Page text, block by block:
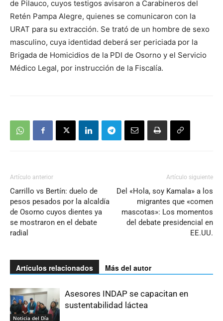
de Pilauco, cuyos testigos avisaron a Carabineros del
Retén Pampa Alegre, quienes se comunicaron con la
URAT para su extracción. Se trató de un hombre de sexo
masculino, cuya identidad deberá ser periciada por la
Brigada de Homicidios de la PDI de Osorno y el Servicio
Médico Legal, por instrucción de la Fiscalía.
Artículo anterior
Carrillo vs Bertín: duelo de
pesos pesados por la alcaldía
de Osorno cuyos dientes ya
se mostraron en el debate
radial
Artículo siguiente
Del «Hola, soy Kamala» a los
migrantes que «comen
mascotas»: Los momentos
del debate presidencial en
EE.UU.
Artículos relacionados Más del autor
Noticia del Día
Asesores INDAP se capacitan en
sustentabilidad láctea